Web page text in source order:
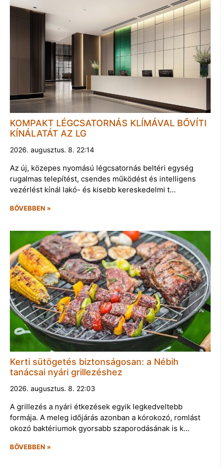
KOMPAKT LÉGCSATORNÁS KLÍMÁVAL BŐVÍTI
KÍNÁLATÁT AZ LG
2026. augusztus. 8. 22:14
Az új, közepes nyomású légcsatornás beltéri egység
rugalmas telepítést, csendes működést és intelligens
vezérlést kínál lakó- és kisebb kereskedelmi t…
BŐVEBBEN »
Kerti sütögetés biztonságosan: a Nébih
tanácsai nyári grillezéshez
2026. augusztus. 8. 22:03
A grillezés a nyári étkezések egyik legkedveltebb
formája. A meleg időjárás azonban a kórokozó, romlást
okozó baktériumok gyorsabb szaporodásának is k…
BŐVEBBEN »